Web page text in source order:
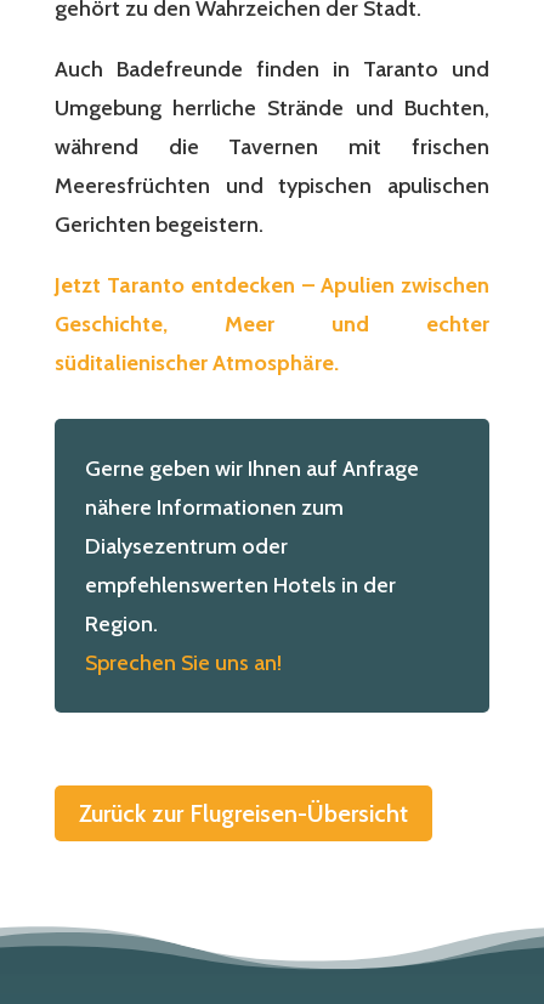
gehört zu den Wahrzeichen der Stadt.
Auch Badefreunde finden in Taranto und
Umgebung herrliche Strände und Buchten,
während die Tavernen mit frischen
Meeresfrüchten und typischen apulischen
Gerichten begeistern.
Jetzt Taranto entdecken – Apulien zwischen
Geschichte, Meer und echter
süditalienischer Atmosphäre.
Gerne geben wir Ihnen auf Anfrage
nähere Informationen zum
Dialysezentrum oder
empfehlenswerten Hotels in der
Region.
Sprechen Sie uns an!
Zurück zur Flugreisen-Übersicht